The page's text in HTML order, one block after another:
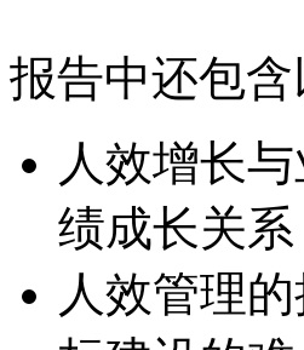
报告中还包
人效增长
绩成长关系
人效管理